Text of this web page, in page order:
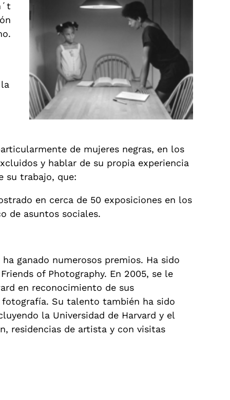
de mujeres negras, en los
y hablar de su propia experiencia
su trabajo, que:
en cerca de 50 exposiciones en los
de asuntos sociales.
ganado numerosos premios. Ha sido
of Photography. En 2005, se le
en reconocimiento de sus
Su talento también ha sido
la Universidad de Harvard y el
residencias de artista y con visitas